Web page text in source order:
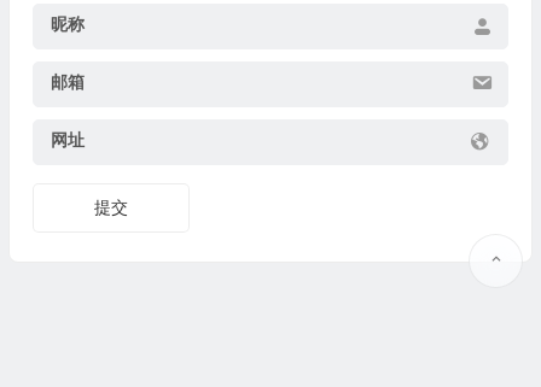
昵称
邮箱
网址
提交